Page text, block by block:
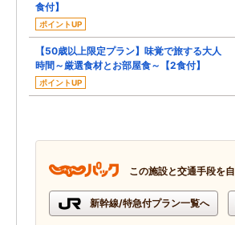
食付】
ポイントUP
【50歳以上限定プラン】味覚で旅する大人
時間～厳選食材とお部屋食～【2食付】
ポイントUP
この施設と交通手段を
新幹線/特急付プラン一覧へ